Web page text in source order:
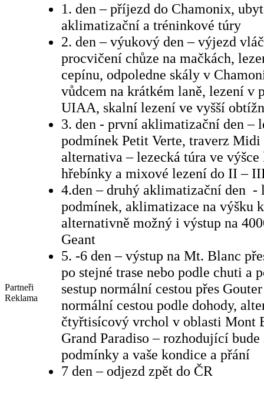
Partneři
Reklama
1. den – příjezd do Chamonix,
aklimatizační a tréninkové túry
2. den – výukový den – výjezd
procvičení chůze na mačkách,
cepínu, odpoledne skály v
vůdcem na krátkém laně, lezení v
UIAA, skalní lezení ve vyšší
3. den - první aklimatizační den –
podmínek Petit Verte, traverz Midi
alternativa – lezecká túra ve
hřebínky a mixové lezení do II –
4.den – druhý aklimatizační den -
podmínek, aklimatizace na výšku
alternativně možný i výstup na
Geant
5. -6 den – výstup na Mt. Blanc
po stejné trase nebo podle chuti a
sestup normální cestou přes
normální cestou podle dohody,
čtyřtisícový vrchol v oblasti Mont
Grand Paradiso – rozhodující
podmínky a vaše kondice a přání
7 den – odjezd zpět do ČR